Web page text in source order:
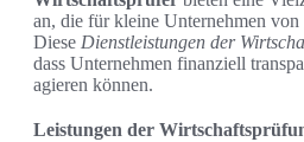
an, die für kleine Unternehmen
Diese Dienstleistungen der
dass Unternehmen finanziell
agieren können.
Leistungen der